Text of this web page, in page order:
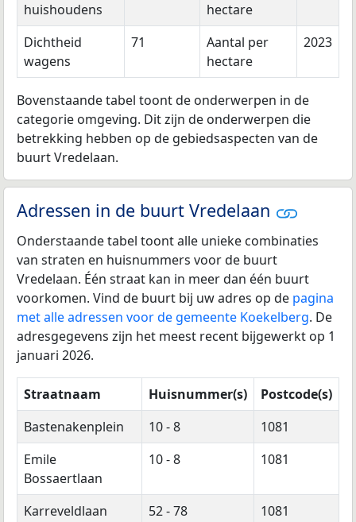
huishoudens
hectare
Dichtheid
wagens
71
Aantal per
hectare
2023
Bovenstaande tabel toont de onderwerpen in de
categorie omgeving. Dit zijn de onderwerpen die
betrekking hebben op de gebiedsaspecten van de
buurt Vredelaan.
Adressen in de buurt Vredelaan
Onderstaande tabel toont alle unieke combinaties
van straten en huisnummers voor de buurt
Vredelaan. Één straat kan in meer dan één buurt
voorkomen. Vind de buurt bij uw adres op de pagina
met alle adressen voor de gemeente Koekelberg. De
adresgegevens zijn het meest recent bijgewerkt op 1
januari 2026.
Straatnaam Huisnummer(s)
Postcode(s)
Bastenakenplein
10 - 8
1081
Emile
Bossaertlaan
10 - 8 1081
Karreveldlaan 52 - 78
1081